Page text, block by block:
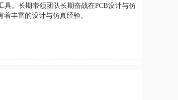
具。长期带领团队长期奋战在PCB设计与仿
丰富的设计与仿真经验。